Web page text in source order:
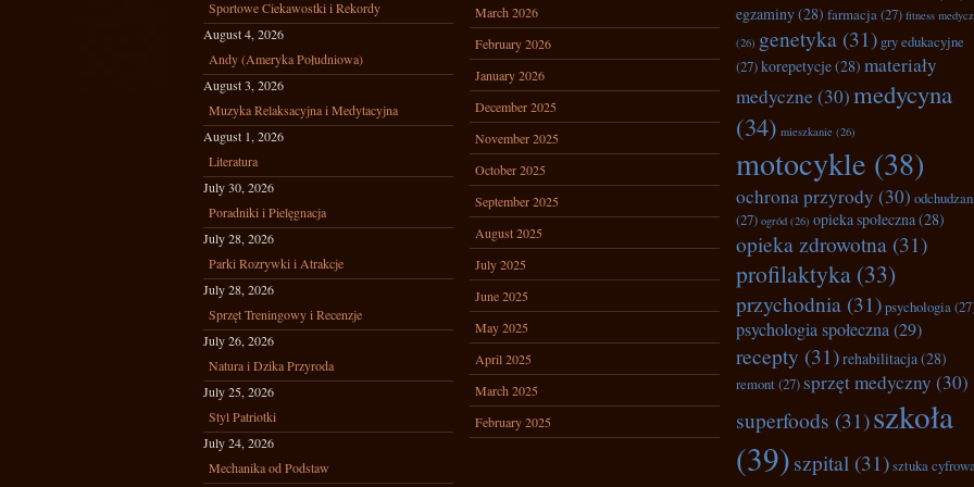
Sportowe Ciekawostki i Rekordy
August 4, 2026
Andy (Ameryka Południowa)
August 3, 2026
Muzyka Relaksacyjna i Medytacyjna
August 1, 2026
Literatura
July 30, 2026
Poradniki i Pielęgnacja
July 28, 2026
Parki Rozrywki i Atrakcje
July 28, 2026
Sprzęt Treningowy i Recenzje
July 26, 2026
Natura i Dzika Przyroda
July 25, 2026
Styl Patriotki
July 24, 2026
Mechanika od Podstaw
March 2026
February 2026
January 2026
December 2025
November 2025
October 2025
September 2025
August 2025
July 2025
June 2025
May 2025
April 2025
March 2025
February 2025
egzaminy(28) farmacja(27) fitness
(26) genetyka (31) gry edukacyjne
(27)korepetycje(28) materiały
medyczne (30)medycyna
(34) mieszkanie (26)
motocykle (38)
ochrona przyrody (30)
(27) ogród (26) opieka społeczna(28)
opieka zdrowotna (31)
profilaktyka (33)
przychodnia (31)psychologia
psychologia społeczna(29)
recepty (31)rehabilitacja(28)
remont(27) sprzęt medyczny (30)
superfoods (31)szkoła
(39)szpital (31)sztuka